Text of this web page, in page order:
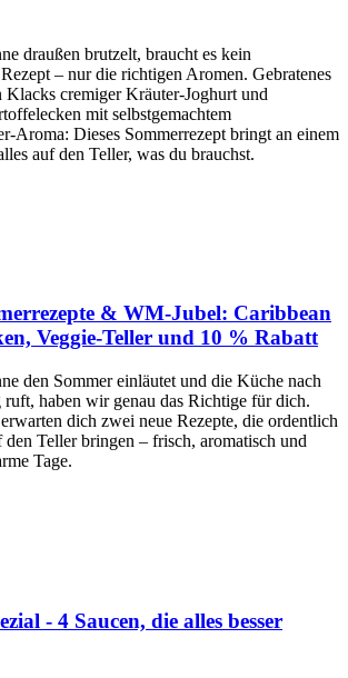
draußen brutzelt, braucht es kein
– nur die richtigen Aromen. Gebratenes
Klacks cremiger Kräuter-Joghurt und
mit selbstgemachtem
Aroma: Dieses Sommerrezept bringt an einem
auf den Teller, was du brauchst.
& WM-Jubel: Caribbean
Veggie-Teller und 10 % Rabatt
den Sommer einläutet und die Küche nach
haben wir genau das Richtige für dich.
dich zwei neue Rezepte, die ordentlich
den Teller bringen – frisch, aromatisch und
Tage.
- 4 Saucen, die alles besser